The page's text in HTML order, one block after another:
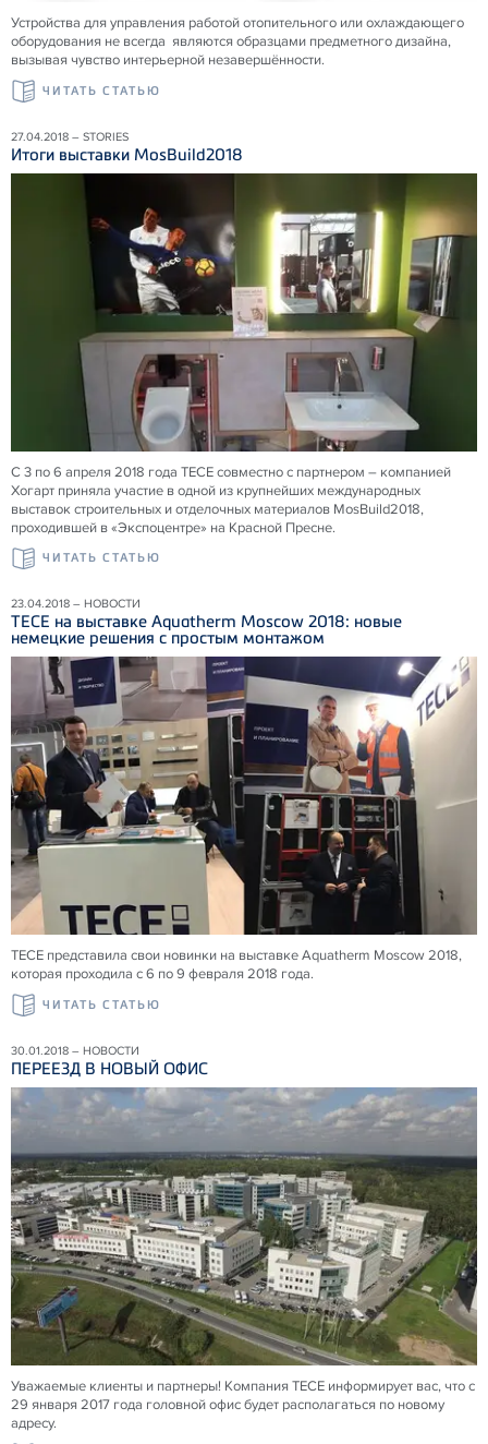
Устройства для управления работой отопительного или охлаждающего
оборудования не всегда являются образцами предметного дизайна,
вызывая чувство интерьерной незавершённости.
ЧИТАТЬ СТАТЬЮ
27.04.2018 – STORIES
Итоги выставки MosBuild2018
С 3 по 6 апреля 2018 года ТЕСЕ совместно с партнером – компанией
Хогарт приняла участие в одной из крупнейших международных
выставок строительных и отделочных материалов MosBuild2018,
проходившей в «Экспоцентре» на Красной Пресне.
ЧИТАТЬ СТАТЬЮ
23.04.2018 – НОВОСТИ
ТЕСЕ на выставке Aquatherm Moscow 2018: новые
немецкие решения с простым монтажом
ТЕСЕ представила свои новинки на выставке Aquatherm Moscow 2018,
которая проходила с 6 по 9 февраля 2018 года.
ЧИТАТЬ СТАТЬЮ
30.01.2018 – НОВОСТИ
ПЕРЕЕЗД В НОВЫЙ ОФИС
Уважаемые клиенты и партнеры! Компания TECE информирует вас, что с
29 января 2017 года головной офис будет располагаться по новому
адресу.